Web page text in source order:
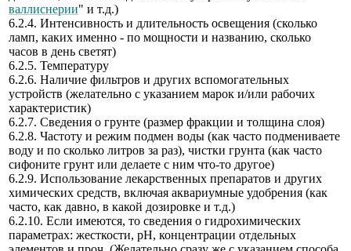
валлиснерии" и т.д.)
6.2.4. Интенсивность и длительность освещения (сколько
ламп, каких именно - по мощности и названию, сколько
часов в день светят)
6.2.5. Температуру
6.2.6. Наличие фильтров и других вспомогательных
устройств (желательно с указанием марок и/или рабочих
характеристик)
6.2.7. Сведения о грунте (размер фракции и толщина слоя)
6.2.8. Частоту и режим подмен воды (как часто подмениваете
воду и по сколько литров за раз), чистки грунта (как часто
сифоните грунт или делаете с ним что-то другое)
6.2.9. Использование лекарственных препаратов и других
химических средств, включая аквариумные удобрения (как
часто, как давно, в какой дозировке и т.д.)
6.2.10. Если имеются, то сведения о гидрохимических
параметрах: жесткости, рН, концентрации отдельных